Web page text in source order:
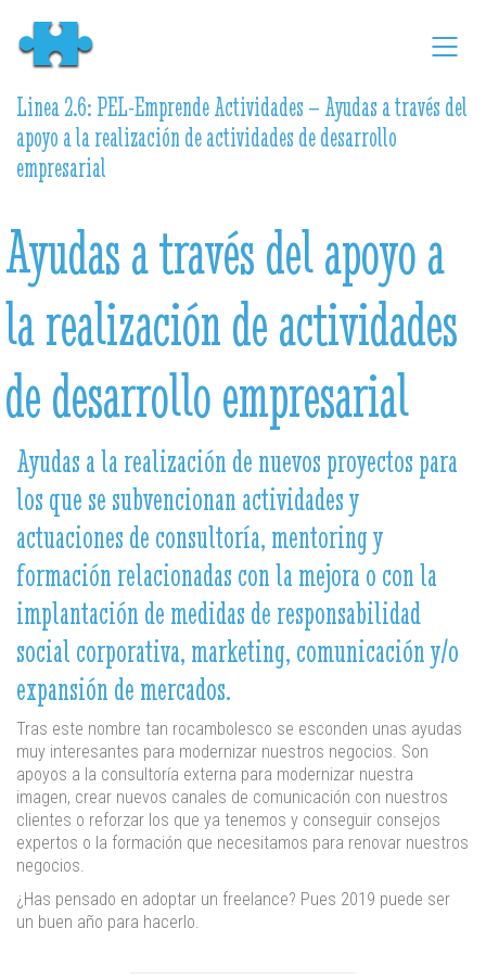
Linea 2.6: PEL-Emprende Actividades – Ayudas a través del
apoyo a la realización de actividades de desarrollo
empresarial
Ayudas a través del apoyo a
la realización de actividades
de desarrollo empresarial
Ayudas a la realización de nuevos proyectos para
los que se subvencionan actividades y
actuaciones de consultoría, mentoring y
formación relacionadas con la mejora o con la
implantación de medidas de responsabilidad
social corporativa, marketing, comunicación y/o
expansión de mercados.
Tras este nombre tan rocambolesco se esconden unas ayudas
muy interesantes para modernizar nuestros negocios. Son
apoyos a la consultoría externa para modernizar nuestra
imagen, crear nuevos canales de comunicación con nuestros
clientes o reforzar los que ya tenemos y conseguir consejos
expertos o la formación que necesitamos para renovar nuestros
negocios.
¿Has pensado en adoptar un freelance? Pues 2019 puede ser
un buen año para hacerlo.